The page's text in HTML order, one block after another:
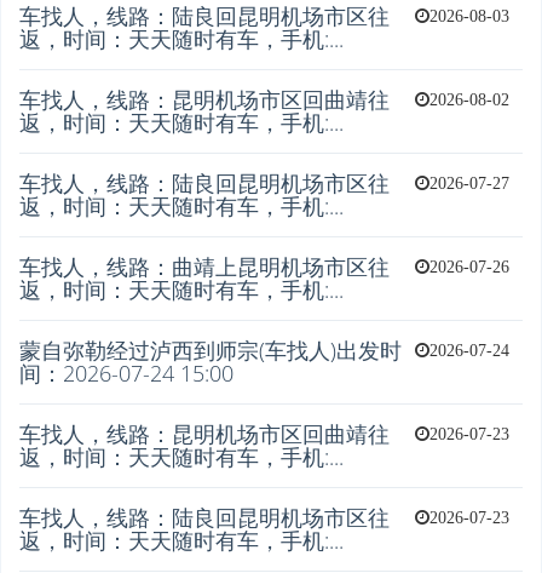
2026-08-03
车找人，线路：陆良回昆明机场市区往
返，时间：天天随时有车，手机:...
2026-08-02
车找人，线路：昆明机场市区回曲靖往
返，时间：天天随时有车，手机:...
2026-07-27
车找人，线路：陆良回昆明机场市区往
返，时间：天天随时有车，手机:...
2026-07-26
车找人，线路：曲靖上昆明机场市区往
返，时间：天天随时有车，手机:...
2026-07-24
蒙自弥勒经过泸西到师宗(车找人)出发时
间：2026-07-24 15:00
2026-07-23
车找人，线路：昆明机场市区回曲靖往
返，时间：天天随时有车，手机:...
2026-07-23
车找人，线路：陆良回昆明机场市区往
返，时间：天天随时有车，手机:...